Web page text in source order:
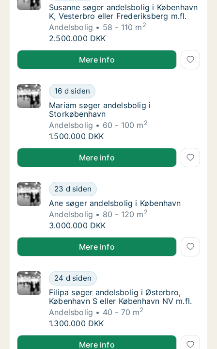
Susanne søger andelsbolig i København K,
Susanne søger andelsbolig i København
K, Vesterbro eller Frederiksberg m.fl.
Andelsbolig
58 - 110 m2
Susanne søger andelsbolig i København K,
2.500.000 DKK
Susanne søger andelsbolig i København K,
Mere info
Mariam søger andelsbolig i Storkøbenhavn
16 d siden
Mariam søger andelsbolig i Storkøbenhavn
Mariam søger andelsbolig i
Storkøbenhavn
Andelsbolig
60 - 100 m2
Mariam søger andelsbolig i Storkøbenhavn
1.500.000 DKK
Mariam søger andelsbolig i Storkøbenhavn
Mere info
Ane søger andelsbolig i København
23 d siden
Ane søger andelsbolig i København
Ane søger andelsbolig i København
Andelsbolig
80 - 120 m2
Ane søger andelsbolig i København
3.000.000 DKK
Ane søger andelsbolig i København
Mere info
Filipa søger andelsbolig i Østerbro,
24 d siden
Filipa søger andelsbolig i Østerbro,
Filipa søger andelsbolig i Østerbro,
København S eller København NV m.fl.
Andelsbolig
40 - 70 m2
Filipa søger andelsbolig i Østerbro,
1.300.000 DKK
Filipa søger andelsbolig i Østerbro, København S
Mere info